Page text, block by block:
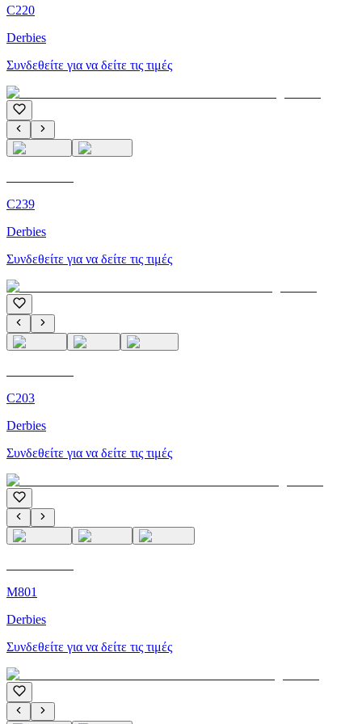
C220
Derbies
Συνδεθείτε για να δείτε τις τιμές
C239
Derbies
Συνδεθείτε για να δείτε τις τιμές
C203
Derbies
Συνδεθείτε για να δείτε τις τιμές
M801
Derbies
Συνδεθείτε για να δείτε τις τιμές